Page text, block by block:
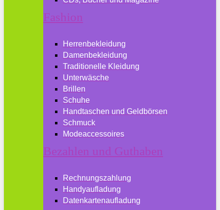
Fashion
Herrenbekleidung
Damenbekleidung
Traditionelle Kleidung
Unterwäsche
Brillen
Schuhe
Handtaschen und Geldbörsen
Schmuck
Modeaccessoires
Bezahlen und Guthaben
Rechnungszahlung
Handyaufladung
Datenkartenaufladung